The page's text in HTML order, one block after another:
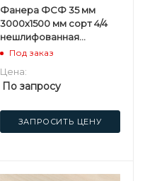
Фанера ФСФ 35 мм
3000х1500 мм сорт 4/4
нешлифованная
березовая
Под заказ
Цена:
По запросу
ЗАПРОСИТЬ ЦЕНУ